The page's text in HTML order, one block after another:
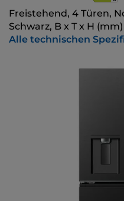
Freistehend, 4 Türen,
Schwarz, B x T x H
Alle technischen